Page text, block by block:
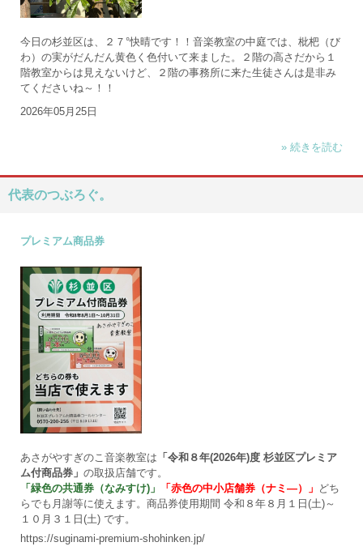
今日の杉並区は、２７°快晴です！！音楽教室の中庭では、枇杷（び
わ）の実がだんだん黄色く色付いて来ました。２階の高さだから１
階教室からは見えないけど、２階の事務所に来た生徒さんは是非み
てくださいね～！！
2026年05月25日
» 続きを読む
代表のつぶろぐ。
プレミアム商品券
あさがやすぎのこ音楽教室は 「令和８年(2026年)度 杉並区プレミア
ム付商品券」 の取扱店舗です。
「緑色の共通券（なみすけ)」
「赤色の中小店舗券（ナミ―）」 どち
らでも月謝等に使えます。商品券使用期間 令和８年８月１日(土)～
１０月３１日(土) です。
https://suginami-premium-shohinken.jp/